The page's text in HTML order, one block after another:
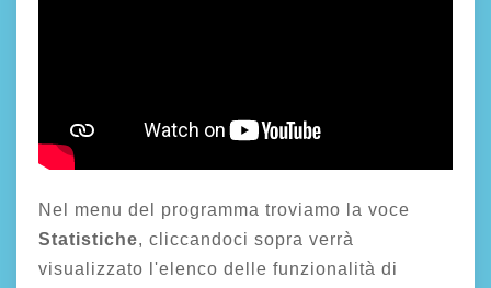
Nel menu del programma troviamo la voce
Statistiche, cliccandoci sopra verrà
visualizzato l'elenco delle funzionalità di